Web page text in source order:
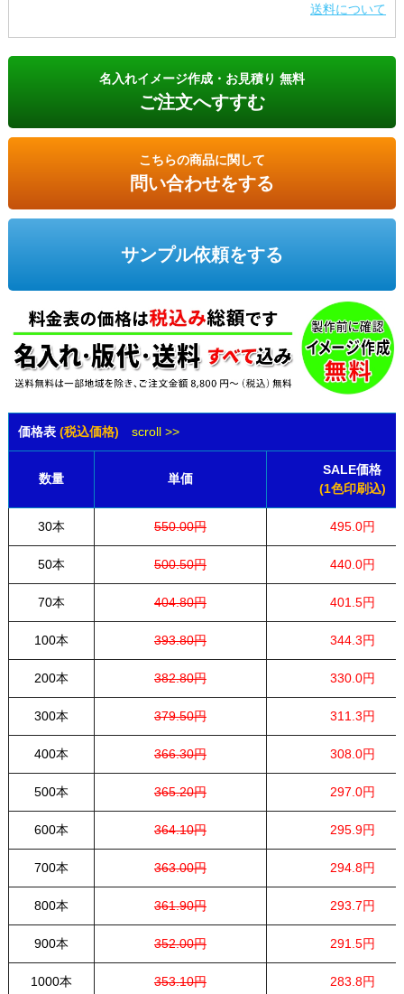
送料について
名入れイメージ作成・お見積り 無料
ご注文へすすむ
こちらの商品に関して
問い合わせをする
サンプル依頼をする
価格表 (税込価格) scroll >>
数量 単価
SALE価格
(1色印刷込)
30本 550.00円 495.0円
50本 500.50円 440.0円
70本 404.80円 401.5円
100本 393.80円 344.3円
200本 382.80円 330.0円
300本 379.50円 311.3円
400本 366.30円 308.0円
500本 365.20円 297.0円
600本 364.10円 295.9円
700本 363.00円 294.8円
800本 361.90円 293.7円
900本 352.00円 291.5円
1000本 353.10円 283.8円